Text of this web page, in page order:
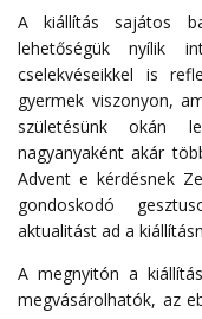
A kiállítás sajátos
lehetőségük nyílik
cselekvéseikkel is
gyermek viszonyon,
születésünk okán
nagyanyaként akár
Advent e kérdésnek
gondoskodó
aktualitást ad a
A megnyitón a
megvásárolhatók, az